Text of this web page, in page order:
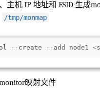
主机 IP 地址和 FSID 生成
/tmp/monmap
--create --add node1 <
映射文件